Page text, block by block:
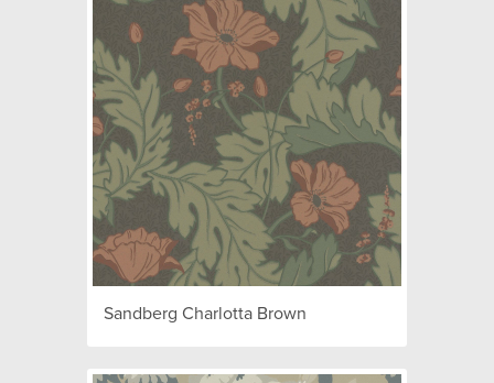
Sandberg Charlotta Brown